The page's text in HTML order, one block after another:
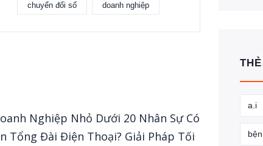
chuyển đổi số doanh nghiệp
THẺ
a.i